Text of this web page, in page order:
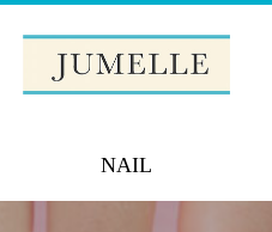
NAIL